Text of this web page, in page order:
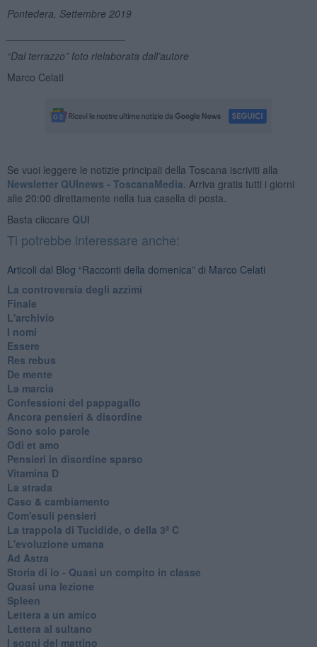
Pontedera, Settembre 2019
“Dal terrazzo” foto rielaborata dall’autore
Marco Celati
Se vuoi leggere le notizie principali della Toscana iscriviti alla
Newsletter QUInews - ToscanaMedia. Arriva gratis tutti i giorni
alle 20:00 direttamente nella tua casella di posta.
Basta cliccare QUI
Ti potrebbe interessare anche:
Articoli dal Blog “Racconti della domenica” di Marco Celati
La controversia degli azzimi
Finale
L'archivio
I nomi
Essere
Res rebus
De mente
La marcia
Confessioni del pappagallo
Ancora pensieri & disordine
Sono solo parole
Odi et amo
Pensieri in disordine sparso
Vitamina D
La strada
Caso & cambiamento
Com'esuli pensieri
La trappola di Tucidide, o della 3ª C
L'evoluzione umana
Ad Astra
Storia di io - Quasi un compito in classe
Quasi una lezione
Spleen
Lettera a un amico
Lettera al sultano
I sogni del mattino